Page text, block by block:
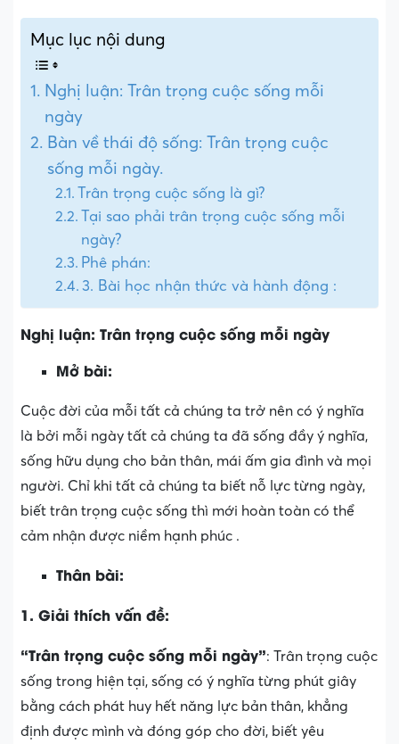
Mục lục nội dung
Nghị luận: Trân trọng cuộc sống mỗi
ngày
Bàn về thái độ sống: Trân trọng cuộc
sống mỗi ngày.
Trân trọng cuộc sống là gì?
Tại sao phải trân trọng cuộc sống mỗi
ngày?
Phê phán:
3. Bài học nhận thức và hành động :
Nghị luận: Trân trọng cuộc sống mỗi ngày
Mở bài:
Cuộc đời của mỗi tất cả chúng ta trở nên có ý nghĩa
là bởi mỗi ngày tất cả chúng ta đã sống đầy ý nghĩa,
sống hữu dụng cho bản thân, mái ấm gia đình và mọi
người. Chỉ khi tất cả chúng ta biết nỗ lực từng ngày,
biết trân trọng cuộc sống thì mới hoàn toàn có thể
cảm nhận được niềm hạnh phúc .
Thân bài:
1. Giải thích vấn đề:
“Trân trọng cuộc sống mỗi ngày”: Trân trọng cuộc
sống trong hiện tại, sống có ý nghĩa từng phút giây
bằng cách phát huy hết năng lực bản thân, khẳng
định được mình và đóng góp cho đời, biết yêu